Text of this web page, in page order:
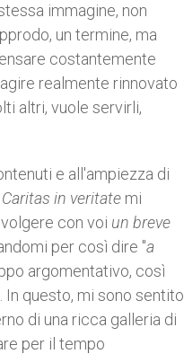
immagine, non
un termine, ma
costantemente
realmente rinnovato
altri, vuole servirli,
e all'ampiezza di
Caritas in veritate mi
con voi un breve
per così dire "a
argomentativo, così
questo, mi sono sentito
di una ricca galleria di
per il tempo